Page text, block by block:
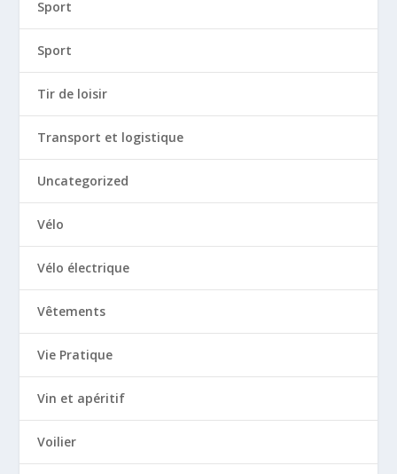
Sport
Sport
Tir de loisir
Transport et logistique
Uncategorized
Vélo
Vélo électrique
Vêtements
Vie Pratique
Vin et apéritif
Voilier